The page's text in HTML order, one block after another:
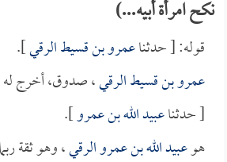
نكح امرأة أبيه...)
قوله: [ حدثناعمرو بن قسيط الرقي].
عمرو بن قسيط الرقي، صدوق، أخرج له
[ حدثناعبيد الله بن عمرو].
هوعبيد الله بن عمرو الرقي، وهو ثقة